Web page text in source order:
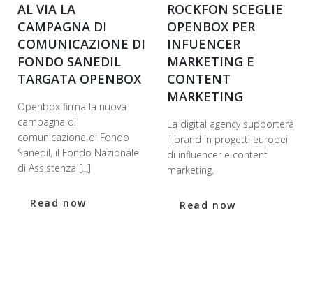
AL VIA LA
CAMPAGNA DI
COMUNICAZIONE DI
FONDO SANEDIL
TARGATA OPENBOX
Openbox firma la nuova
campagna di
comunicazione di Fondo
Sanedil, il Fondo Nazionale
di Assistenza [...]
Read now
ROCKFON SCEGLIE
OPENBOX PER
INFUENCER
MARKETING E
CONTENT
MARKETING
La digital agency supporterà
il brand in progetti europei
di influencer e content
marketing.
Read now